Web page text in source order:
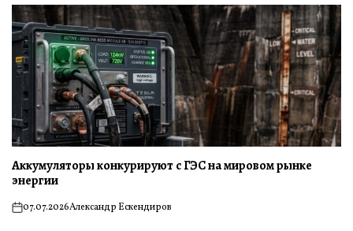
Аккумуляторы конкурируют с ГЭС на мировом рынке
энергии
on07.07.2026Александр Ескендиров